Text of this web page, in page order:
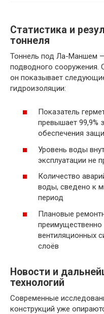
Статистика и
тоннеля
Тоннель под Ла-Маншем
подводного сооружения.
он показывает
гидроизоляции:
Показатель
превышает 99,9%
обеспечения
Уровень воды
эксплуатации не
Количество
воды, сведено к
период
Плановые
преимущественно
вентиляционных
слоёв
Новости и
технологий
Современные
конструкций уже